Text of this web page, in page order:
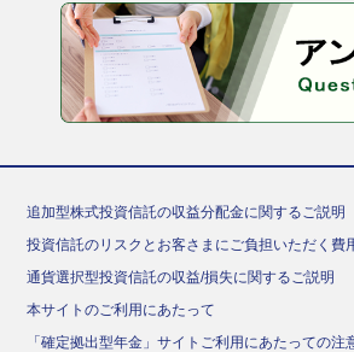
追加型株式投資信託の収益分配金に関するご説明
投資信託のリスクとお客さまにご負担いただく費
通貨選択型投資信託の収益/損失に関するご説明
本サイトのご利用にあたって
「確定拠出型年金」サイトご利用にあたっての注